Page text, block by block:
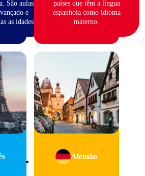
São aulas
e
as idades.
países que têm a língua
espanhola como idioma
materno.
Alemão